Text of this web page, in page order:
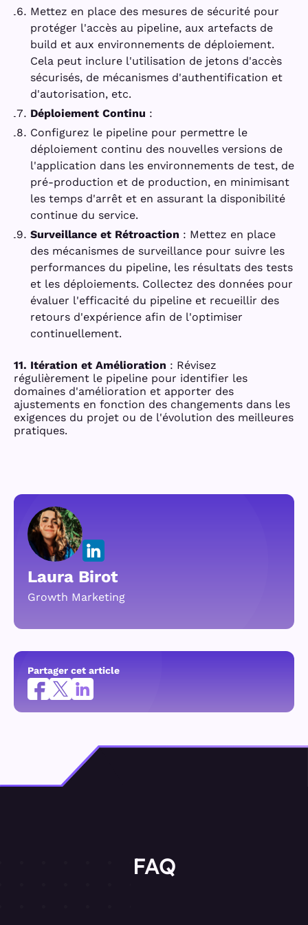
Mettez en place des mesures de sécurité pour
protéger l'accès au pipeline, aux artefacts de
build et aux environnements de déploiement.
Cela peut inclure l'utilisation de jetons d'accès
sécurisés, de mécanismes d'authentification et
d'autorisation, etc.
Déploiement Continu :
Configurez le pipeline pour permettre le
déploiement continu des nouvelles versions de
l'application dans les environnements de test, de
pré-production et de production, en minimisant
les temps d'arrêt et en assurant la disponibilité
continue du service.
Surveillance et Rétroaction : Mettez en place
des mécanismes de surveillance pour suivre les
performances du pipeline, les résultats des tests
et les déploiements. Collectez des données pour
évaluer l'efficacité du pipeline et recueillir des
retours d'expérience afin de l'optimiser
continuellement.
11. Itération et Amélioration : Révisez
régulièrement le pipeline pour identifier les
domaines d'amélioration et apporter des
ajustements en fonction des changements dans les
exigences du projet ou de l'évolution des meilleures
pratiques.
Laura Birot
Growth Marketing
Partager cet article
FAQ